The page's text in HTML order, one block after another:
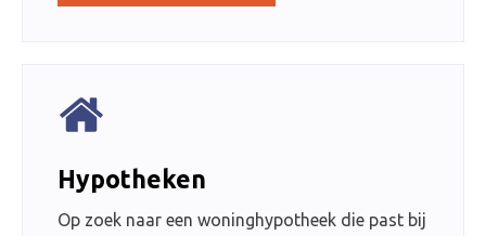
Hypotheken
Op zoek naar een woninghypotheek die past bij